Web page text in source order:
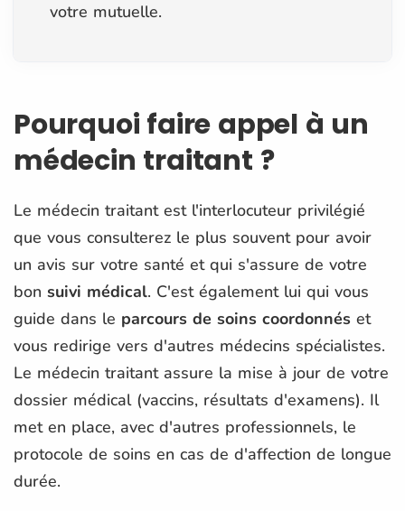
votre mutuelle.
Pourquoi faire appel à un
médecin traitant ?
Le médecin traitant est l'interlocuteur privilégié
que vous consulterez le plus souvent pour avoir
un avis sur votre santé et qui s'assure de votre
bon suivi médical. C'est également lui qui vous
guide dans le parcours de soins coordonnés et
vous redirige vers d'autres médecins spécialistes.
Le médecin traitant assure la mise à jour de votre
dossier médical (vaccins, résultats d'examens). Il
met en place, avec d'autres professionnels, le
protocole de soins en cas de d'affection de longue
durée.